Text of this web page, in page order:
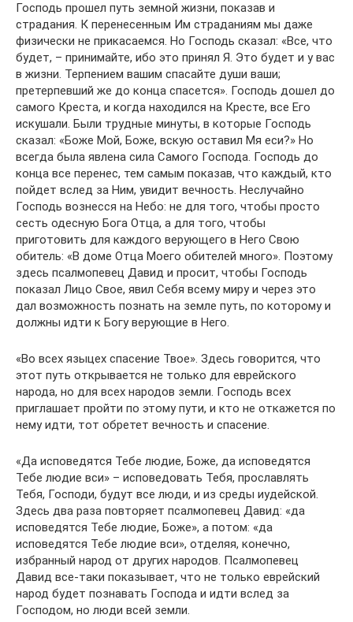
Господь прошел путь земной жизни, показав и
страдания. К перенесенным Им страданиям мы даже
физически не прикасаемся. Но Господь сказал: «Все, что
будет, – принимайте, ибо это принял Я. Это будет и у вас
в жизни. Терпением вашим спасайте души ваши;
претерпевший же до конца спасется». Господь дошел до
самого Креста, и когда находился на Кресте, все Его
искушали. Были трудные минуты, в которые Господь
сказал: «Боже Мой, Боже, вскую оставил Мя еси?» Но
всегда была явлена сила Самого Господа. Господь до
конца все перенес, тем самым показав, что каждый, кто
пойдет вслед за Ним, увидит вечность. Неслучайно
Господь вознесся на Небо: не для того, чтобы просто
сесть одесную Бога Отца, а для того, чтобы
приготовить для каждого верующего в Него Свою
обитель: «В доме Отца Моего обителей много». Поэтому
здесь псалмопевец Давид и просит, чтобы Господь
показал Лицо Свое, явил Себя всему миру и через это
дал возможность познать на земле путь, по которому и
должны идти к Богу верующие в Него.
«Во всех языцех спасение Твое». Здесь говорится, что
этот путь открывается не только для еврейского
народа, но для всех народов земли. Господь всех
приглашает пройти по этому пути, и кто не откажется по
нему идти, тот обретет вечность и спасение.
«Да исповедятся Тебе людие, Боже, да исповедятся
Тебе людие вси» – исповедовать Тебя, прославлять
Тебя, Господи, будут все люди, и из среды иудейской.
Здесь два раза повторяет псалмопевец Давид: «да
исповедятся Тебе людие, Боже», а потом: «да
исповедятся Тебе людие вси», отделяя, конечно,
избранный народ от других народов. Псалмопевец
Давид все-таки показывает, что не только еврейский
народ будет познавать Господа и идти вслед за
Господом, но люди всей земли.